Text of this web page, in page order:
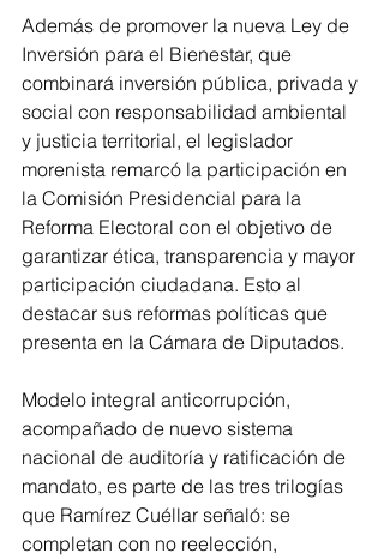
Además de promover la nueva Ley de
Inversión para el Bienestar, que
combinará inversión pública, privada y
social con responsabilidad ambiental
y justicia territorial, el legislador
morenista remarcó la participación en
la Comisión Presidencial para la
Reforma Electoral con el objetivo de
garantizar ética, transparencia y mayor
participación ciudadana. Esto al
destacar sus reformas políticas que
presenta en la Cámara de Diputados.
Modelo integral anticorrupción,
acompañado de nuevo sistema
nacional de auditoría y ratificación de
mandato, es parte de las tres trilogías
que Ramírez Cuéllar señaló: se
completan con no reelección,